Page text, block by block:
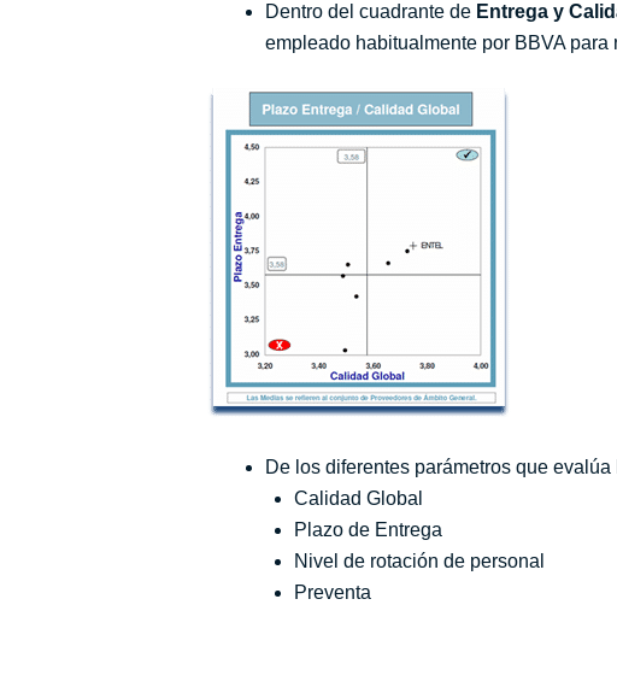
Dentro del cuadrante de Entrega y
empleado habitualmente por BBVA
De los diferentes parámetros que evalúa
Calidad Global
Plazo de Entrega
Nivel de rotación de personal
Preventa